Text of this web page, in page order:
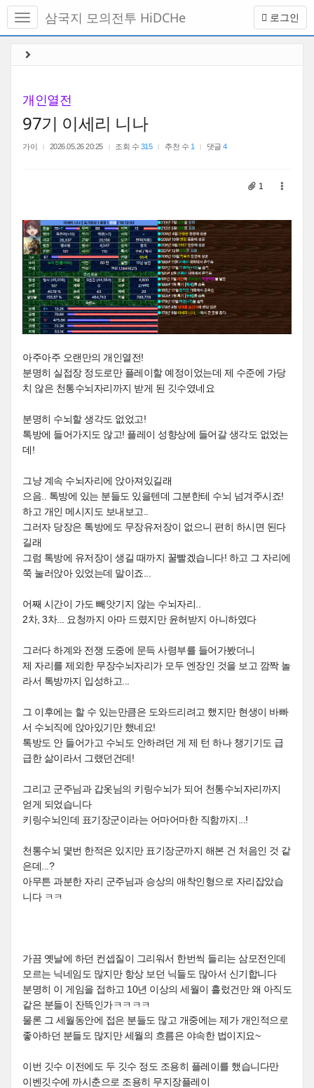
메
토
로그인
삼국지 모의전투 HiDCHe
개인열전
97기 이세리 니나
가이 2026.05.26 20:25 조회 수 315 추천 수 1 댓글4
1
아주아주 오랜만의 개인열전!
분명히 실접장 정도로만 플레이할 예정이었는데 제 수준에 가당
치 않은 천통수뇌자리까지 받게 된 깃수였네요
분명히 수뇌할 생각도 없었고!
톡방에 들어가지도 않고! 플레이 성향상에 들어갈 생각도 없었는
데!
그냥 계속 수뇌자리에 앉아져있길래
으음.. 톡방에 있는 분들도 있을텐데 그분한테 수뇌 넘겨주시죠!
하고 개인 메시지도 보내보고..
그러자 당장은 톡방에도 무장유저장이 없으니 편히 하시면 된다
길래
그럼 톡방에 유저장이 생길 때까지 꿀빨겠습니다! 하고 그 자리에
쭉 눌러앉아 있었는데 말이죠...
어째 시간이 가도 빼앗기지 않는 수뇌자리..
2차, 3차... 요청까지 아마 드렸지만 윤허받지 아니하였다
그러다 하계와 전쟁 도중에 문득 사령부를 들어가봤더니
제 자리를 제외한 무장수뇌자리가 모두 엔장인 것을 보고 깜짝 놀
라서 톡방까지 입성하고...
그 이후에는 할 수 있는만큼은 도와드리려고 했지만 현생이 바빠
서 수뇌직에 앉아있기만 했네요!
톡방도 안 들어가고 수뇌도 안하려던 게 제 턴 하나 챙기기도 급
급한 삶이라서 그랬던건데!
그리고 군주님과 갑옷님의 키링수뇌가 되어 천통수뇌자리까지
얻게 되었습니다
키링수뇌인데 표기장군이라는 어마어마한 직함까지...!
천통수뇌 몇번 한적은 있지만 표기장군까지 해본 건 처음인 것 같
은데...?
아무튼 과분한 자리 군주님과 승상의 애착인형으로 자리잡았습
니다 ㅋㅋ
가끔 옛날에 하던 컨셉질이 그리워서 한번씩 들리는 삼모전인데
모르는 닉네임도 많지만 항상 보던 닉들도 많아서 신기합니다
분명히 이 게임을 접하고 10년 이상의 세월이 흘렀건만 왜 아직도
같은 분들이 잔뜩인가ㅋㅋㅋㅋ
물론 그 세월동안에 접은 분들도 많고 개중에는 제가 개인적으로
좋아하던 분들도 많지만 세월의 흐름은 야속한 법이지요~
이번 깃수 이전에도 두 깃수 정도 조용히 플레이를 했습니다만
이벤깃수에 까시춘으로 조용히 무지장플레이